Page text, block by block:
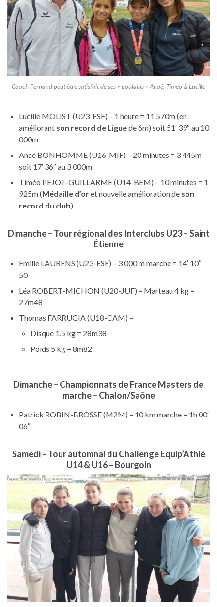
Coach Fernand peut être satisfait de ses « poulains » Anaé, Timéo & Lucille
Lucille MOLIST (U23-ESF) – 1 heure = 11 570m (en
améliorant son record de Liguede 6m) soit 51′ 39″ au 10
000m
Anaé BONHOMME (U16-MIF) – 20 minutes = 3 445m
soit 17′ 36″ au 3 000m
Timéo PEJOT-GUILLARME (U14-BEM) – 10 minutes = 1
925m (Médaille d’oret nouvelle amélioration de son
record du club)
Dimanche – Tour régional des Interclubs U23 – Saint
Étienne
Emilie LAURENS (U23-ESF) – 3 000 m marche = 14′ 10″
50
Léa ROBERT-MICHON (U20-JUF) – Marteau 4 kg =
27m48
Thomas FARRUGIA (U18-CAM) –
Disque 1.5 kg = 28m38
Poids 5 kg = 8m82
Dimanche – Championnats de France Masters de
marche – Chalon/Saône
Patrick ROBIN-BROSSE (M2M) – 10 km marche = 1h 00′
06″
Samedi – Tour automnal du Challenge Equip’Athlé
U14 & U16 – Bourgoin